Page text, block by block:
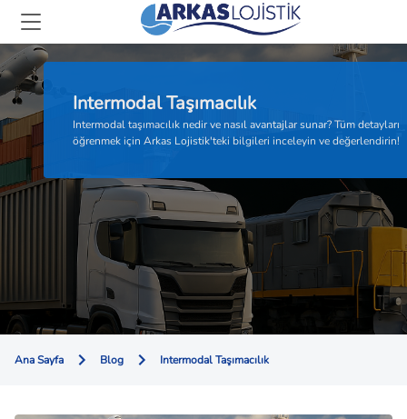
Intermodal Taşımacılık
Intermodal taşımacılık nedir ve nasıl avantajlar sunar? Tüm detayları
öğrenmek için Arkas Lojistik'teki bilgileri inceleyin ve değerlendirin!
Ana Sayfa Blog Intermodal Taşımacılık